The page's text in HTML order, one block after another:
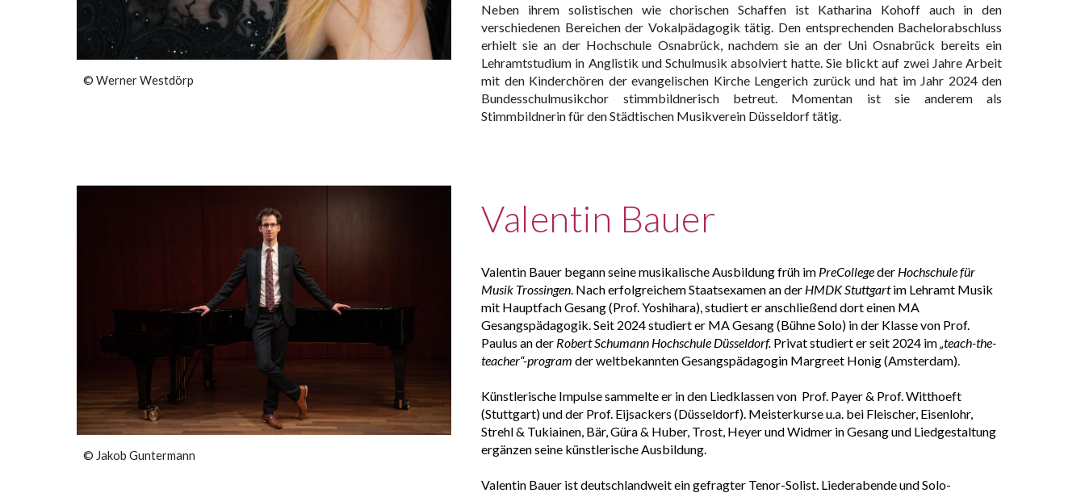
© Werner Westdörp
Neben ihrem solistischen wie chorischen Schaffen ist Katharina Kohoff auch in den
verschiedenen Bereichen der Vokalpädagogik tätig. Den entsprechenden Bachelorabschluss
erhielt sie an der Hochschule Osnabrück, nachdem sie an der Uni Osnabrück bereits ein
Lehramtstudium in Anglistik und Schulmusik absolviert hatte. Sie blickt auf zwei Jahre Arbeit
mit den Kinderchören der evangelischen Kirche Lengerich zurück und hat im Jahr 2024 den
Bundesschulmusikchor stimmbildnerisch betreut. Momentan ist sie anderem als
Stimmbildnerin für den Städtischen Musikverein Düsseldorf tätig.
© Jakob Guntermann
Valentin Bauer
Valentin Bauer begann seine musikalische Ausbildung früh im PreCollegeder Hochschule für
Musik Trossingen. Nach erfolgreichem Staatsexamen an der HMDK Stuttgartim Lehramt Musik
mit Hauptfach Gesang (Prof. Yoshihara), studiert er anschließend dort einen MA
Gesangspädagogik. Seit 2024 studiert er MA Gesang (Bühne Solo) in der Klasse von Prof.
Paulus an der Robert Schumann Hochschule Düsseldorf. Privat studiert er seit 2024 im„teach-the-
teacher“-programder weltbekannten Gesangspädagogin Margreet Honig (Amsterdam).
Künstlerische Impulse sammelte er in den Liedklassen von Prof. Payer & Prof. Witthoeft
(Stuttgart) und der Prof. Eijsackers (Düsseldorf). Meisterkurse u.a. bei Fleischer, Eisenlohr,
Strehl & Tukiainen, Bär, Güra & Huber, Trost, Heyer und Widmer in Gesang und Liedgestaltung
ergänzen seine künstlerische Ausbildung.
Valentin Bauer ist deutschlandweit ein gefragter Tenor-Solist. Liederabende und Solo-